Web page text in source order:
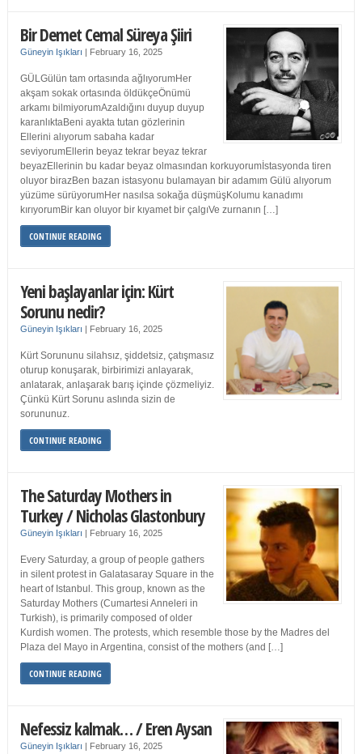
Bir Demet Cemal Süreya Şiiri
Güneyin Işıkları | February 16, 2025
GÜLGülün tam ortasında ağlıyorumHer
akşam sokak ortasında öldükçeÖnümü
arkamı bilmiyorumAzaldığını duyup duyup
karanlıktaBeni ayakta tutan gözlerinin
Ellerini alıyorum sabaha kadar
seviyorumEllerin beyaz tekrar beyaz tekrar
beyazEllerinin bu kadar beyaz olmasından korkuyorumİstasyonda tiren
oluyor birazBen bazan istasyonu bulamayan bir adamım Gülü alıyorum
yüzüme sürüyorumHer nasılsa sokağa düşmüşKolumu kanadımı
kırıyorumBir kan oluyor bir kıyamet bir çalgıVe zurnanın […]
CONTINUE READING
Yeni başlayanlar için: Kürt
Sorunu nedir?
Güneyin Işıkları | February 16, 2025
Kürt Sorununu silahsız, şiddetsiz, çatışmasız
oturup konuşarak, birbirimizi anlayarak,
anlatarak, anlaşarak barış içinde çözmeliyiz.
Çünkü Kürt Sorunu aslında sizin de
sorununuz.
CONTINUE READING
The Saturday Mothers in
Turkey / Nicholas Glastonbury
Güneyin Işıkları | February 16, 2025
Every Saturday, a group of people gathers
in silent protest in Galatasaray Square in the
heart of Istanbul. This group, known as the
Saturday Mothers (Cumartesi Anneleri in
Turkish), is primarily composed of older
Kurdish women. The protests, which resemble those by the Madres del
Plaza del Mayo in Argentina, consist of the mothers (and […]
CONTINUE READING
Nefessiz kalmak… / Eren Aysan
Güneyin Işıkları | February 16, 2025